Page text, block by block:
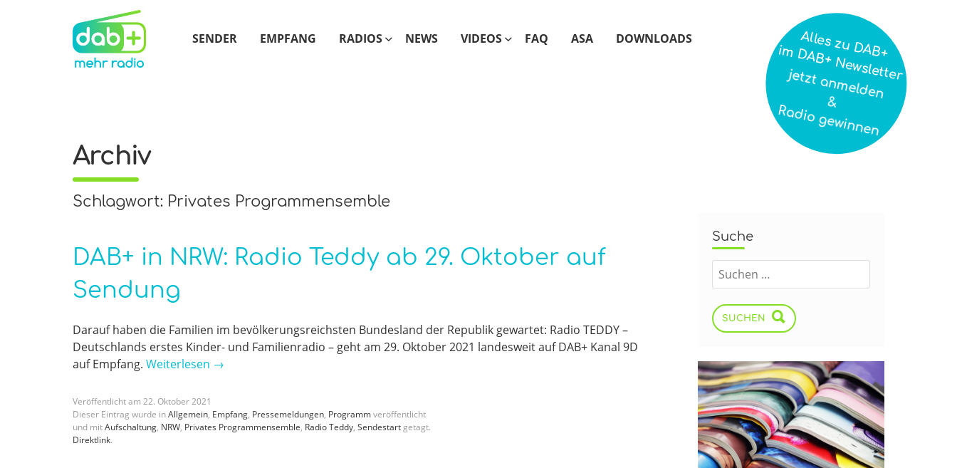
SENDER EMPFANG RADIOS NEWS VIDEOS FAQ ASA DOWNLOADS
Archiv
Schlagwort: Privates Programmensemble
DAB+ in NRW: Radio Teddy ab 29. Oktober auf
Sendung
Darauf haben die Familien im bevölkerungsreichsten Bundesland der Republik gewartet: Radio TEDDY –
Deutschlands erstes Kinder- und Familienradio – geht am 29. Oktober 2021 landesweit auf DAB+ Kanal 9D
auf Empfang. Weiterlesen →
Veröffentlicht am 22. Oktober2021
Dieser Eintrag wurde inAllgemein, Empfang, Pressemeldungen, Programmveröffentlicht
und mitAufschaltung, NRW, Privates Programmensemble, Radio Teddy, Sendestart getagt.
Direktlink.
Suche
SUCHEN
Alles zu DAB+
im DAB+ Newsletter
jetzt anmelden
&
Radio gewinnen